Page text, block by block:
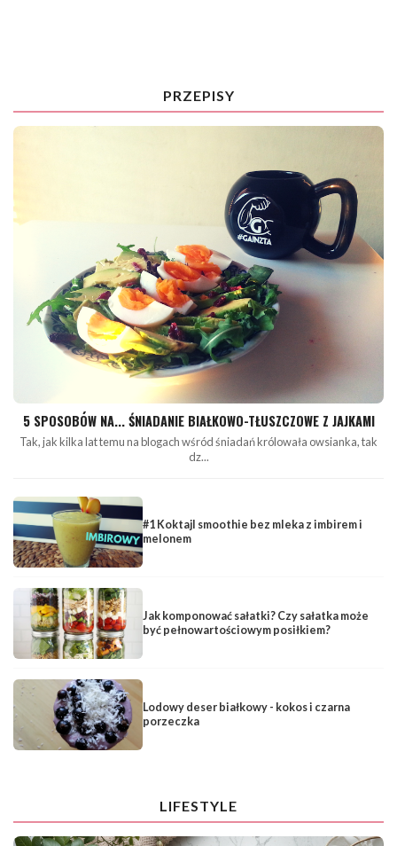
PRZEPISY
5 SPOSOBÓW NA... ŚNIADANIE BIAŁKOWO-TŁUSZCZOWE Z JAJKAMI
Tak, jak kilka lat temu na blogach wśród śniadań królowała owsianka, tak
dz...
#1 Koktajl smoothie bez mleka z imbirem i
melonem
Jak komponować sałatki? Czy sałatka może
być pełnowartościowym posiłkiem?
Lodowy deser białkowy - kokos i czarna
porzeczka
LIFESTYLE